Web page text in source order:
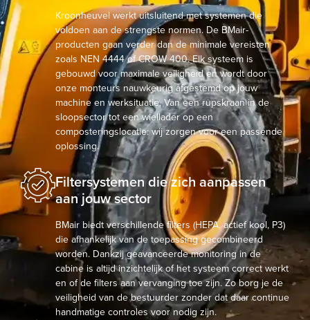
Kroonheuvel werkt uitsluitend met systemen die
voldoen aan de strengste normen. De BMair-
producten gaan verder dan de minimale vereisten
zoals NEN 4444 of CROW 400. Elk systeem is
gebouwd voor maximale veiligheid en wordt door
onze monteurs nauwkeurig afgestemd op jouw
machine en werksituatie. Van een rupskraan in de
sloopsector tot een wiellader op een
composteringslocatie: wij zorgen voor een passende
oplossing.
Filtersystemen die zich aanpassen
aan jouw sector
BMair biedt verschillende filters (HEPA, actief kool, P3)
die afhankelijk van de toepassing gecombineerd
worden. Dankzij geavanceerde monitoring in de
cabine is altijd inzichtelijk of het systeem correct werkt
en of de filters aan vervanging toe zijn. Zo borg je de
veiligheid van de bestuurder zonder dat daar continue
handmatige controles voor nodig zijn.